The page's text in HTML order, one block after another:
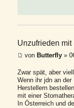
Unzufrieden mit
von Butterfly »
Zwar spät, aber
Wenn ihr jdn an
Herstellern
mit einer
In Österreich und